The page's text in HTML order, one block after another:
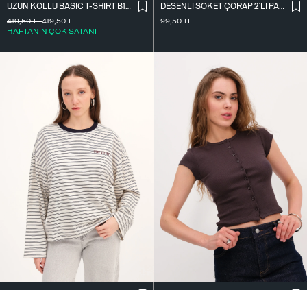
UZUN KOLLU BASIC T-SHIRT B10571
419,50TL
HAFTANIN ÇOK SATANI
419,50TL
DESENLI SOKET ÇORAP 2`LI PAKET ÇRP3014
99,50TL